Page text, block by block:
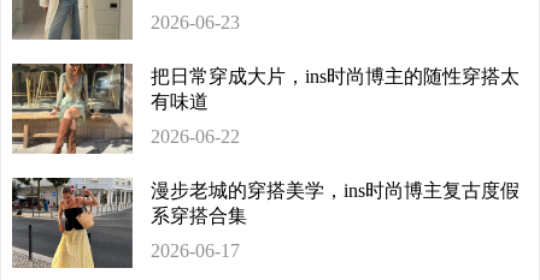
2026-06-23
把日常穿成大片，ins时尚博主的随性穿搭太
有味道
2026-06-22
漫步老城的穿搭美学，ins时尚博主复古度假
系穿搭合集
2026-06-17